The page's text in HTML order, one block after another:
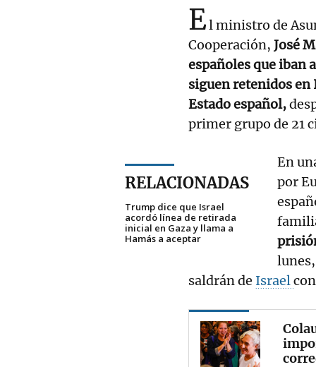
El ministro de
Cooperación, José
españoles que iban
siguen retenidos en
Estado español,
primer grupo de 21
RELACIONADAS
Trump dice que Israel
acordó línea de retirada
inicial en Gaza y llama a
Hamás a aceptar
En
por
saldrán de Israel